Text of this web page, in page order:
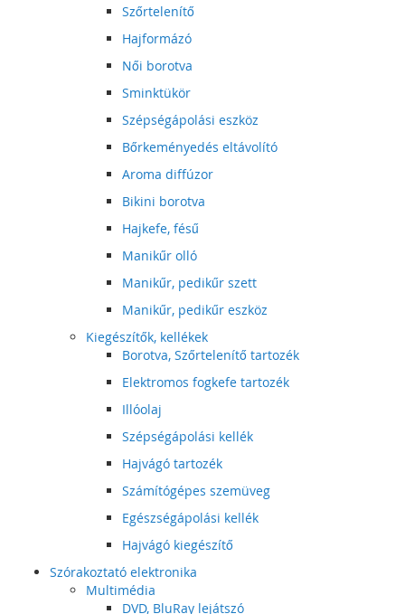
Szőrtelenítő
Hajformázó
Női borotva
Sminktükör
Szépségápolási eszköz
Bőrkeményedés eltávolító
Aroma diffúzor
Bikini borotva
Hajkefe, fésű
Manikűr olló
Manikűr, pedikűr szett
Manikűr, pedikűr eszköz
Kiegészítők, kellékek
Borotva, Szőrtelenítő tartozék
Elektromos fogkefe tartozék
Illóolaj
Szépségápolási kellék
Hajvágó tartozék
Számítógépes szemüveg
Egészségápolási kellék
Hajvágó kiegészítő
Szórakoztató elektronika
Multimédia
DVD, BluRay lejátszó